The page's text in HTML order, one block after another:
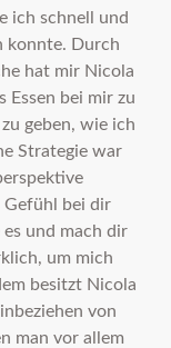
ich schnell und
konnte. Durch
hat mir Nicola
Essen bei mir zu
geben, wie ich
Strategie war
Gefühl bei dir
und mach dir
um mich
besitzt Nicola
von
man vor allem